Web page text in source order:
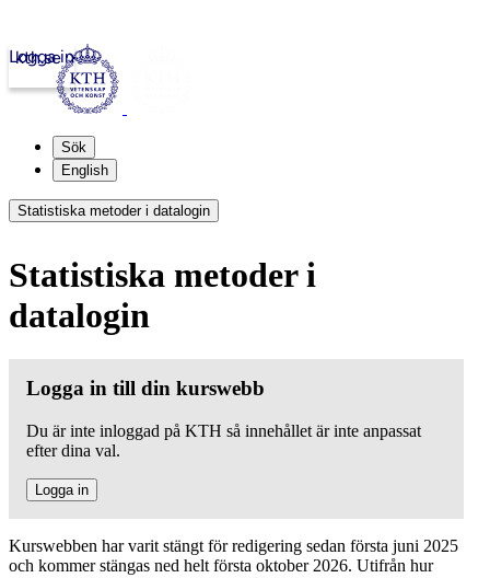
kth.se
Logga in
Sök
English
Statistiska metoder i datalogin
Statistiska metoder i
datalogin
Logga in till din kurswebb
Du är inte inloggad på KTH så innehållet är inte anpassat
efter dina val.
Logga in
Kurswebben har varit stängt för redigering sedan första juni 2025
och kommer stängas ned helt första oktober 2026. Utifrån hur